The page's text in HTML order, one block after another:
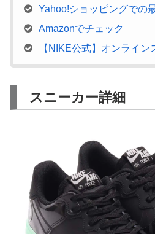
Yahoo!ショッピングでの
Amazonでチェック
【NIKE公式】オンライン
スニーカー詳細